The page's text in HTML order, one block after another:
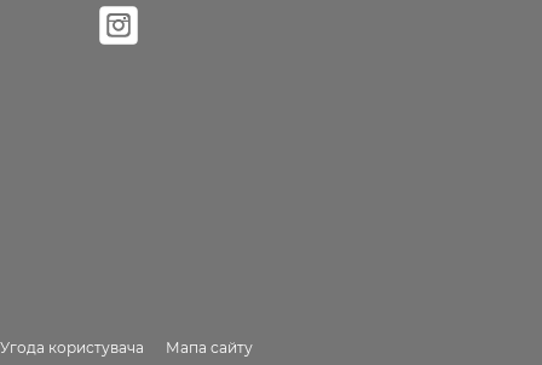
Угода користувача Мапа сайту